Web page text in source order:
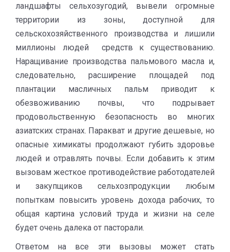
ландшафты сельхозугодий, вывели огромные
территории из зоны, доступной для
сельскохозяйственного производства и лишили
миллионы людей средств к существованию.
Наращивание производства пальмового масла и,
следовательно, расширение площадей под
плантации масличных пальм приводит к
обезвоживанию почвы, что подрывает
продовольственную безопасность во многих
азиатских странах. Паракват и другие дешевые, но
опасные химикаты продолжают губить здоровье
людей и отравлять почвы. Если добавить к этим
вызовам жесткое противодействие работодателей
и закупщиков сельхозпродукции любым
попыткам повысить уровень дохода рабочих, то
общая картина условий труда и жизни на селе
будет очень далека от пасторали.
Ответом на все эти вызовы может стать